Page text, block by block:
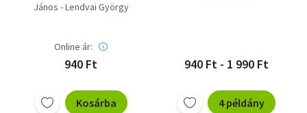
János - Lendvai György
Online ár:
940 Ft
Kosárba
940 Ft - 1 990 Ft
4 példány